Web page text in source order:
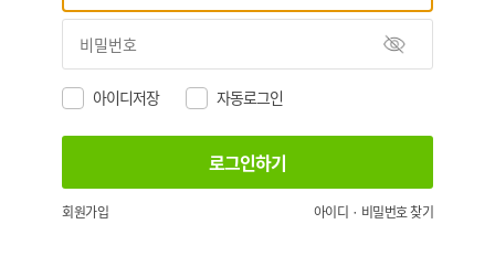
아이디저장 자동로그인
회원가입 아이디 · 비밀번호 찾기